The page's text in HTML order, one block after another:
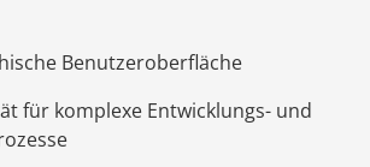
Benutzeroberfläche
für komplexe Entwicklungs- und